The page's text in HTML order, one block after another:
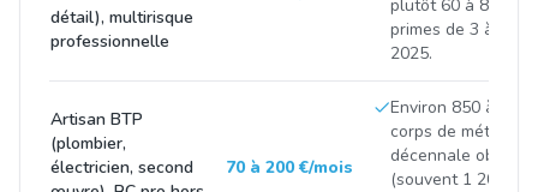
détail), multirisque
professionnelle
plutôt 60 à 85 €/
primes de 3 à 8 %
2025.
Artisan BTP
(plombier,
électricien, second
70 à 200 €/mois
Environ 850 à 2
corps de métier et
décennale
(souvent 1 200 à